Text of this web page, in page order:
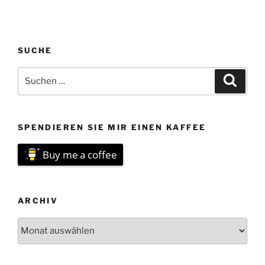
SUCHE
nach:
SPENDIEREN SIE MIR EINEN KAFFEE
Buy me a coffee
ARCHIV